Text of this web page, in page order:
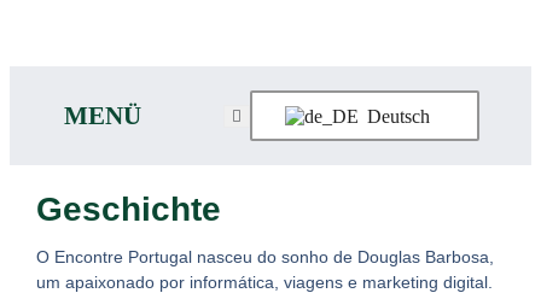
MENÜ Deutsch
Geschichte
O Encontre Portugal nasceu do sonho de Douglas Barbosa,
um apaixonado por informática, viagens e marketing digital.